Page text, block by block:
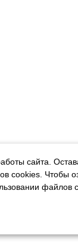
сайта.
cookies. Чтобы
файлов